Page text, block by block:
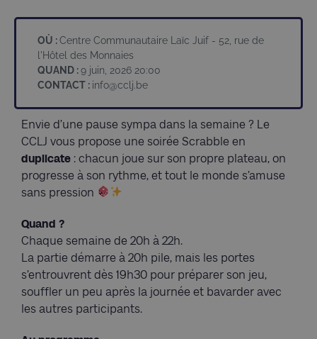
OÙ :Centre Communautaire Laïc Juif - 52, rue de
l'Hôtel des Monnaies
QUAND :9 juin, 2026 20:00
CONTACT : info@cclj.be
Envie d’une pause sympa dans la semaine ? Le
CCLJ vous propose une soirée Scrabble en
duplicate : chacun joue sur son propre plateau, on
progresse à son rythme, et tout le monde s’amuse
sans pression
Quand ?
Chaque semaine de 20h à 22h.
La partie démarre à 20h pile, mais les portes
s’entrouvrent dès 19h30 pour préparer son jeu,
souffler un peu après la journée et bavarder avec
les autres participants.